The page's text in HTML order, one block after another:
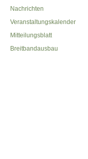
Nachrichten
Veranstaltungskalender
Mitteilungsblatt
Breitbandausbau